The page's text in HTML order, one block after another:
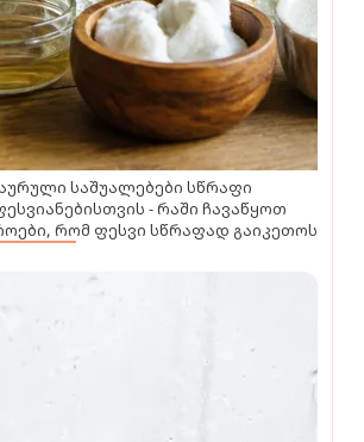
საშუალებები სწრაფი
- რაში ჩავაწყოთ
რომ ფესვი სწრაფად გაიკეთოს